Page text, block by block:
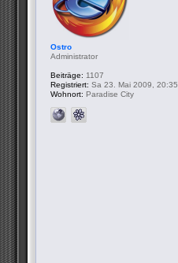
Ostro
Administrator
Beiträge: 1107
Registriert: Sa 23. Mai 2009, 20:35
Wohnort: Paradise City